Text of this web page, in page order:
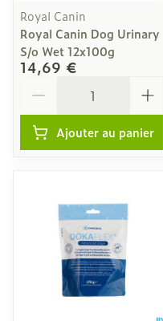
Royal Canin
Royal Canin Dog Urinary
S/o Wet 12x100g
14,69 €
Ajouter au panier